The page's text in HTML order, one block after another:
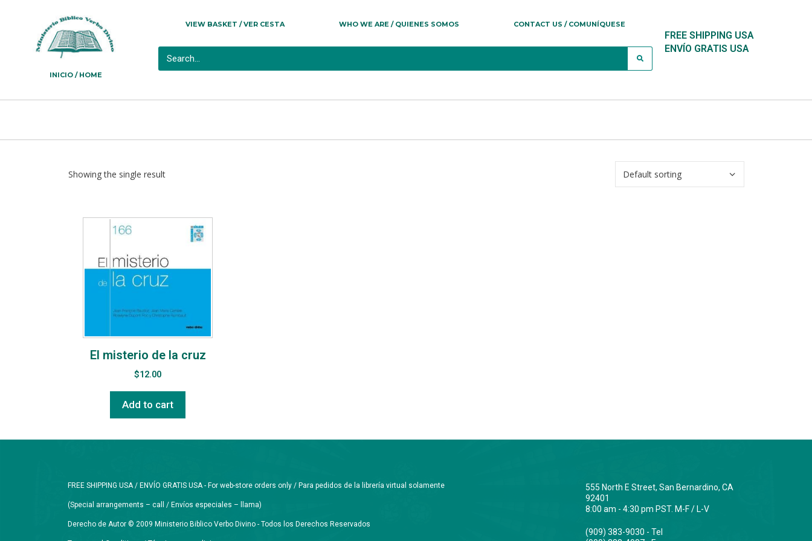
INICIO / HOME
VIEW BASKET / VER CESTA WHO WE ARE / QUIENES SOMOS CONTACT US / COMUNÍQUESE
FREE SHIPPING USA
ENVÍO GRATIS USA
Showing the single result
El misterio de la cruz
$12.00
Add to cart
FREE SHIPPING USA / ENVÍO GRATIS USA - For web-store orders only / Para pedidos de la librería virtual solamente
(Special arrangements – call / Envíos especiales – llama)
Derecho de Autor © 2009 Ministerio Biblico Verbo Divino - Todos los Derechos Reservados
555 North E Street, San Bernardino, CA
92401
8:00 am - 4:30 pm PST. M-F / L-V
(909) 383-9030 - Tel